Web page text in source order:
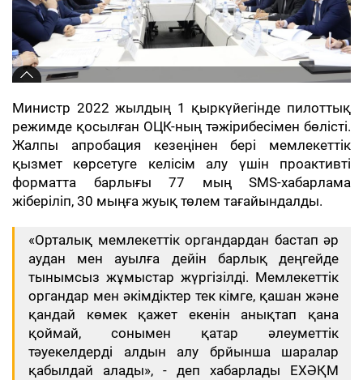
Министр 2022 жылдың 1 қыркүйегінде пилоттық
режимде қосылған ОЦК-ның тәжірибесімен бөлісті.
Жалпы апробация кезеңінен бері мемлекеттік
қызмет көрсетуге келісім алу үшін проактивті
форматта барлығы 77 мың SMS-хабарлама
жіберіліп, 30 мыңға жуық төлем тағайындалды.
«Орталық мемлекеттік органдардан бастап әр
аудан мен ауылға дейін барлық деңгейде
тынымсыз жұмыстар жүргізілді. Мемлекеттік
органдар мен әкімдіктер тек кімге, қашан және
қандай көмек қажет екенін анықтап қана
қоймай, сонымен қатар әлеуметтік
тәуекелдерді алдын алу брйынша шаралар
қабылдай алады», - деп хабарлады ЕХӘҚМ